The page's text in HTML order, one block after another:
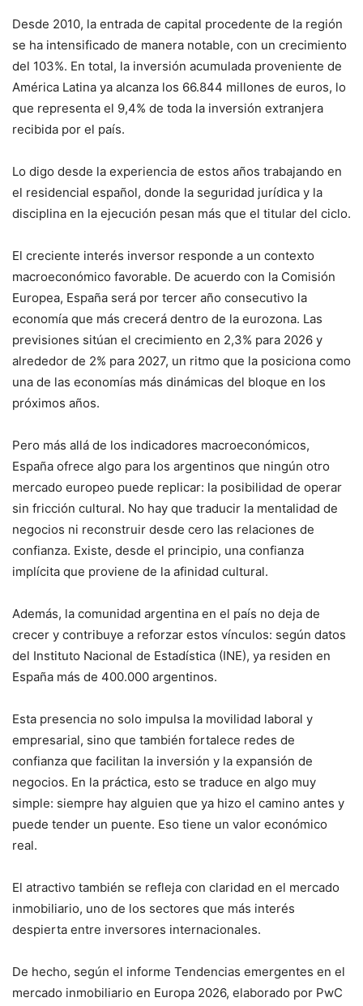
Desde 2010, la entrada de capital procedente de la región
se ha intensificado de manera notable, con un crecimiento
del 103%. En total, la inversión acumulada proveniente de
América Latina ya alcanza los 66.844 millones de euros, lo
que representa el 9,4% de toda la inversión extranjera
recibida por el país.
Lo digo desde la experiencia de estos años trabajando en
el residencial español, donde la seguridad jurídica y la
disciplina en la ejecución pesan más que el titular del ciclo.
El creciente interés inversor responde a un contexto
macroeconómico favorable. De acuerdo con la Comisión
Europea, España será por tercer año consecutivo la
economía que más crecerá dentro de la eurozona. Las
previsiones sitúan el crecimiento en 2,3% para 2026 y
alrededor de 2% para 2027, un ritmo que la posiciona como
una de las economías más dinámicas del bloque en los
próximos años.
Pero más allá de los indicadores macroeconómicos,
España ofrece algo para los argentinos que ningún otro
mercado europeo puede replicar: la posibilidad de operar
sin fricción cultural. No hay que traducir la mentalidad de
negocios ni reconstruir desde cero las relaciones de
confianza. Existe, desde el principio, una confianza
implícita que proviene de la afinidad cultural.
Además, la comunidad argentina en el país no deja de
crecer y contribuye a reforzar estos vínculos: según datos
del Instituto Nacional de Estadística (INE), ya residen en
España más de 400.000 argentinos.
Esta presencia no solo impulsa la movilidad laboral y
empresarial, sino que también fortalece redes de
confianza que facilitan la inversión y la expansión de
negocios. En la práctica, esto se traduce en algo muy
simple: siempre hay alguien que ya hizo el camino antes y
puede tender un puente. Eso tiene un valor económico
real.
El atractivo también se refleja con claridad en el mercado
inmobiliario, uno de los sectores que más interés
despierta entre inversores internacionales.
De hecho, según el informe Tendencias emergentes en el
mercado inmobiliario en Europa 2026, elaborado por PwC